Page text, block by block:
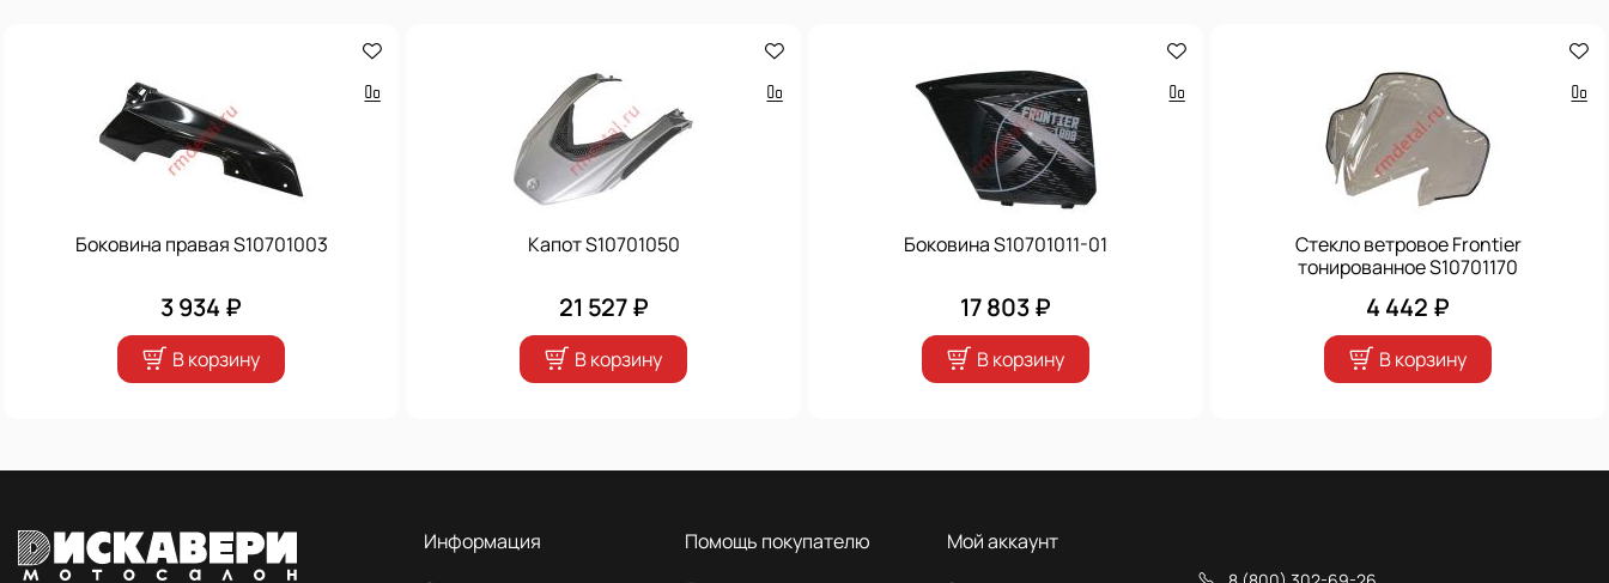
Боковина правая S10701003
3 934 ₽
В корзину
Капот S10701050
21 527 ₽
В корзину
Боковина S10701011-01
17 803 ₽
В корзину
Стекло ветровое Frontier
тонированное S10701170
4 442 ₽
В корзину
Информация Помощь покупателю Мой аккаунт